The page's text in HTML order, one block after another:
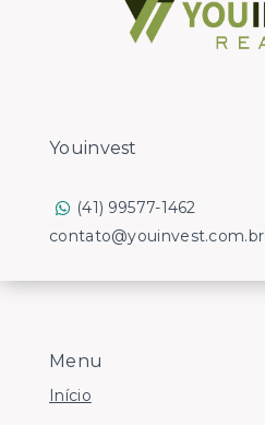
Menu
Início
Youinvest
(41) 99577-1462
contato@youinvest.com.br